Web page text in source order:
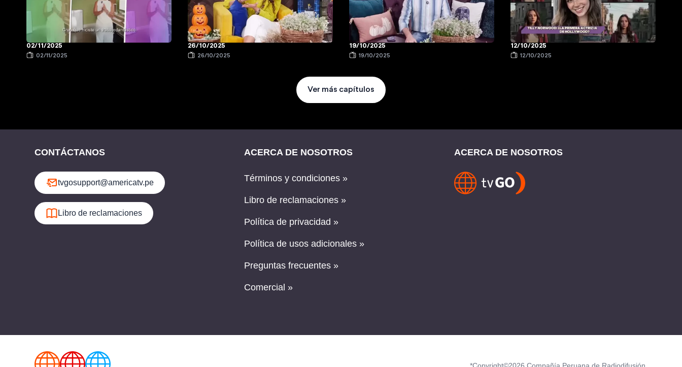
02/11/2025
02/11/2025
26/10/2025
26/10/2025
19/10/2025
19/10/2025
12/10/2025
12/10/2025
Ver más capítulos
CONTÁCTANOS
tvgosupport@americatv.pe
Libro de reclamaciones
ACERCA DE NOSOTROS
Términos y condiciones »
Libro de reclamaciones »
Política de privacidad »
Política de usos adicionales »
Preguntas frecuentes »
Comercial »
ACERCA DE NOSOTROS